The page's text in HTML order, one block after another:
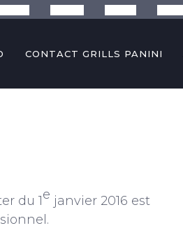
CONTACT GRILLS PANINI
du 1e janvier 2016 est